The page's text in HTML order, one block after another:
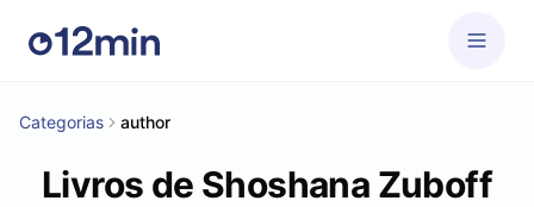
Categorias author
Livros de Shoshana Zuboff